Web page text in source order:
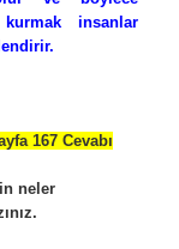
insanlar
167 Cevabı
neler